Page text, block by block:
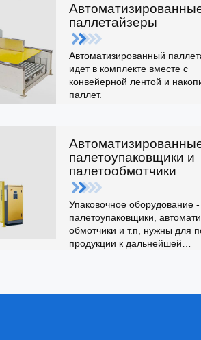
паллетайзеры
Автоматизированный
идет в комплекте вместе с
конвейерной лентой и
паллет.
палетоупаковщики и
палетообмотчики
Упаковочное оборудование -
палетоупаковщики,
обмотчики и т.п, нужны для
продукции к дальнейшей